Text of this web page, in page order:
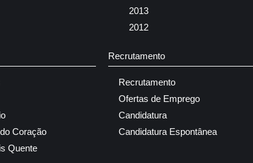
2013
2012
Coração
Quente
Recrutamento
Recrutamento
Ofertas de Emprego
Candidatura
Candidatura Espontânea